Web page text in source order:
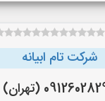
شرکت تام ابیانه
(تهران)